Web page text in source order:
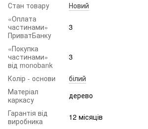
Стан товару
Новий
«Оплата
частинами»
ПриватБанку
3
«Покупка
частинами»
від monobank
3
Колір - основи
білий
Матеріал
каркасу
дерево
Гарантія від
виробника
12 місяців